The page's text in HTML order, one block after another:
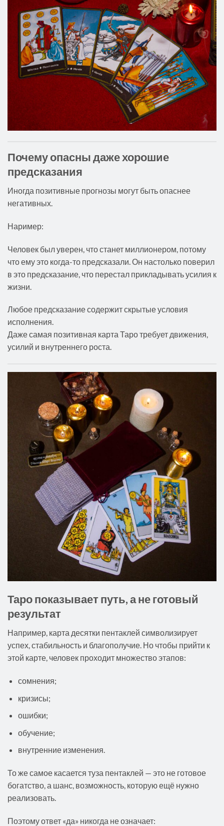
Почему опасны даже хорошие
предсказания
Иногда позитивные прогнозы могут быть опаснее
негативных.
Наример:
Человек был уверен, что станет миллионером, потому
что ему это когда-то предсказали. Он настолько поверил
в это предсказание, что перестал прикладывать усилия к
жизни.
Любое предсказание содержит скрытые условия
исполнения.
Даже самая позитивная карта Таро требует движения,
усилий и внутреннего роста.
Таро показывает путь, а не готовый
результат
Например, карта десятки пентаклей символизирует
успех, стабильность и благополучие. Но чтобы прийти к
этой карте, человек проходит множество этапов:
сомнения;
кризисы;
ошибки;
обучение;
внутренние изменения.
То же самое касается туза пентаклей — это не готовое
богатство, а шанс, возможность, которую ещё нужно
реализовать.
Поэтому ответ «да» никогда не означает: